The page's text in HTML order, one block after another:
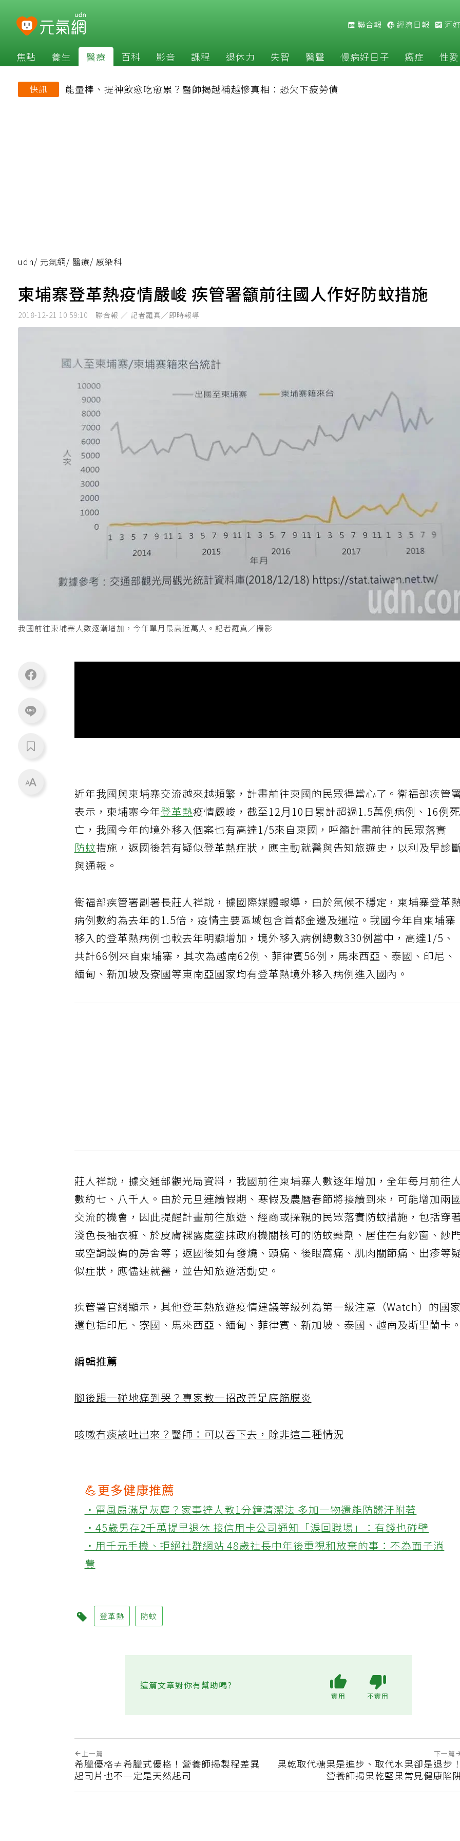
聯合報 經濟日報 河
焦點 養生 醫療 百科 影音 課程 退休力 失智 醫聲 慢病好日子 癌症 性愛
快訊 能量棒、提神飲愈吃愈累？醫師揭越補越慘真相：恐欠下疲勞債
udn/ 元氣網/ 醫療/ 感染科
柬埔寨登革熱疫情嚴峻 疾管署籲前往國人作好防蚊措施
2018-12-21 10:59:10 聯合報 ／ 記者羅真╱即時報導
我國前往柬埔寨人數逐漸增加，今年單月最高近萬人。記者羅真／攝影
近年我國與柬埔寨交流越來越頻繁，計畫前往柬國的民眾得當心了。衛福部疾管
表示，柬埔寨今年登革熱疫情嚴峻，截至12月10日累計超過1.5萬例病例、16例死
亡，我國今年的境外移入個案也有高達1/5來自柬國，呼籲計畫前往的民眾落實
防蚊措施，返國後若有疑似登革熱症狀，應主動就醫與告知旅遊史，以利及早診
與通報。
衛福部疾管署副署長莊人祥說，據國際媒體報導，由於氣候不穩定，柬埔寨登革
病例數約為去年的1.5倍，疫情主要區域包含首都金邊及暹粒。我國今年自柬埔寨
移入的登革熱病例也較去年明顯增加，境外移入病例總數330例當中，高達1/5、
共計66例來自柬埔寨，其次為越南62例、菲律賓56例，馬來西亞、泰國、印尼、
緬甸、新加坡及寮國等東南亞國家均有登革熱境外移入病例進入國內。
莊人祥說，據交通部觀光局資料，我國前往柬埔寨人數逐年增加，全年每月前往
數約七、八千人。由於元旦連續假期、寒假及農曆春節將接續到來，可能增加兩
交流的機會，因此提醒計畫前往旅遊、經商或探親的民眾落實防蚊措施，包括穿
淺色長袖衣褲、於皮膚裸露處塗抹政府機關核可的防蚊藥劑、居住在有紗窗、紗
或空調設備的房舍等；返國後如有發燒、頭痛、後眼窩痛、肌肉關節痛、出疹等
似症狀，應儘速就醫，並告知旅遊活動史。
疾管署官網顯示，其他登革熱旅遊疫情建議等級列為第一級注意（Watch）的國家
還包括印尼、寮國、馬來西亞、緬甸、菲律賓、新加坡、泰國、越南及斯里蘭卡。
編輯推薦
腳後跟一碰地痛到哭？專家教一招改善足底筋膜炎
咳嗽有痰該吐出來？醫師：可以吞下去，除非這二種情況
💪更多健康推薦
‧電風扇滿是灰塵？家事達人教1分鐘清潔法 多加一物還能防髒汙附著
‧45歲男存2千萬提早退休 接信用卡公司通知「淚回職場」：有錢也碰壁
‧用千元手機、拒絕社群網站 48歲社長中年後重視和放棄的事：不為面子消
費
登革熱 防蚊
上一篇
希臘優格≠希臘式優格！營養師揭製程差異
起司片也不一定是天然起司
下一篇
果乾取代糖果是進步、取代水果卻是退步
營養師揭果乾堅果常見健康陷阱